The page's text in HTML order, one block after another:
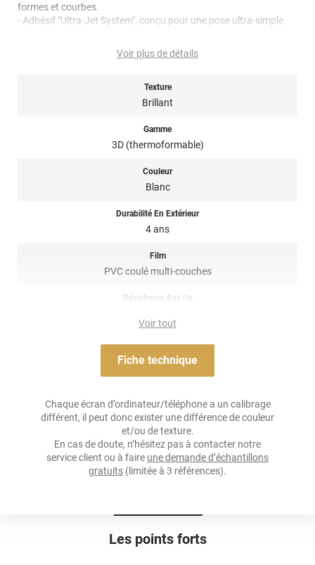
Les points forts
formes et courbes.
- Adhésif "Ultra-Jet System", conçu pour une pose ultra-simple,
- Une fabrication italienne haut-de-gamme
applique, fixe avec ta raclette et le tour est joué ! Application à
sec recommandée entre 18°C et 28°C pour un rendu optimal.
Besoin d’un coup de pouce ? Nostutos détaillées
en vidéo comment poser ton covering comme un pro. Une notice
Stockage : 1 an dans un endroit sec autour de 20°C.
Retrait : chauffe à 50°C et enlève doucement avec un gant
Variance Auto, la référence pour un covering qui se démarque
édition limitée: Ce produit est disponible jusqu’à
épuisement des stocks.
Référence produit : GLOSS-4462a.
Voir plus de détails
Texture
Brillant
Gamme
3D (thermoformable)
Couleur
Blanc
Durabilité En Extérieur
4 ans
Film
PVC coulé multi-couches
Résistance Aux Uv
Airflow
Épaisseur
150 µ
Température D'application
Voir tout
Fiche technique
Chaque écran d’ordinateur/téléphone a un calibrage
différent, il peut donc exister une différence de couleur
et/ou de texture.
En cas de doute, n’hésitez pas à contacter notre
service client ou à faire une demande d’échantillons
gratuits (limitée à 3 références).